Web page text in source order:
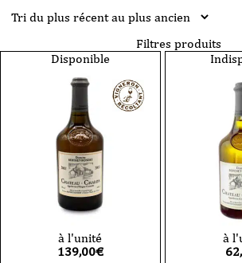
Filtres produits
Disponible
à l'unité
139,00€
à